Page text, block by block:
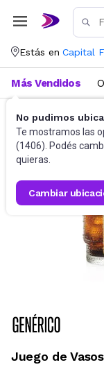
Estás en Capital
No pudimos
Te mostramos las
(1406). Podés
quieras.
cambiar
Más Vendidos
Vajilla Vasos y
Juego de